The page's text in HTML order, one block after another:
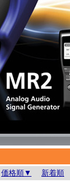
価格順▼ 新着順